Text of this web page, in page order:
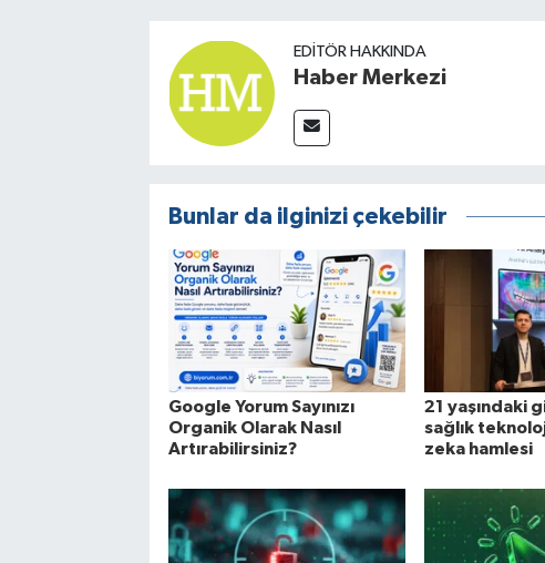
EDITÖR HAKKINDA
Haber Merkezi
Bunlar da ilginizi çekebilir
Google Yorum Sayınızı
Organik Olarak Nasıl
Artırabilirsiniz?
21 yaşındaki
sağlık
zeka hamlesi